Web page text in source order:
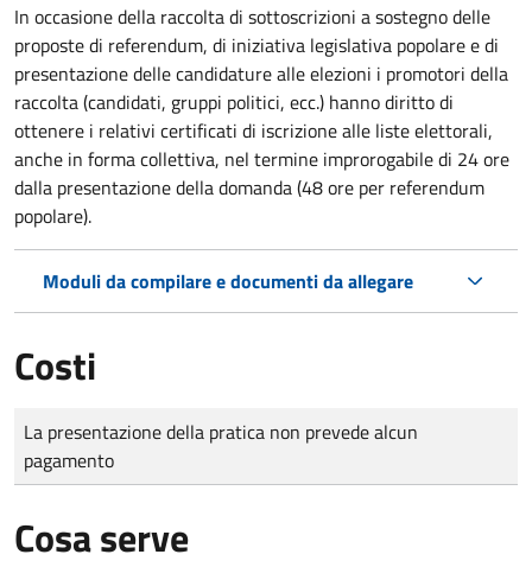
In occasione della raccolta di sottoscrizioni a sostegno delle
proposte di referendum, di iniziativa legislativa popolare e di
presentazione delle candidature alle elezioni i promotori della
raccolta (candidati, gruppi politici, ecc.) hanno diritto di
ottenere i relativi certificati di iscrizione alle liste elettorali,
anche in forma collettiva, nel termine improrogabile di 24 ore
dalla presentazione della domanda (48 ore per referendum
popolare).
Moduli da compilare e documenti da allegare
Costi
Tipo di pagamento
Importo
La presentazione della pratica non prevede alcun
pagamento
Cosa serve